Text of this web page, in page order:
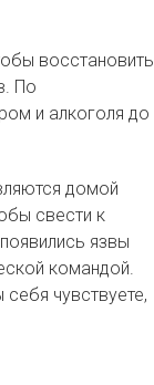
восстановить
По
и алкоголя до
домой
свести к
язвы
командой.
чувствуете,